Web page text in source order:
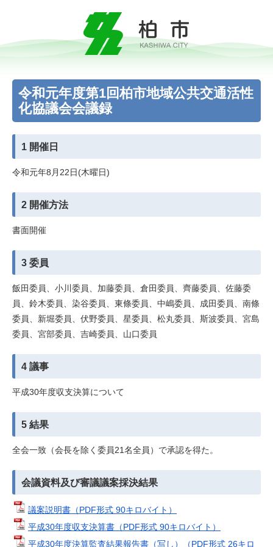
令和元年度第1回柏市地域公共交通活性
化協議会会議録
1 開催日
令和元年8月22日(木曜日)
2 開催方法
書面開催
3 委員
飯田委員、小川委員、加藤委員、倉田委員、齊藤委員、佐藤委
員、鈴木委員、染谷委員、東條委員、中嶋委員、成田委員、南條
委員、新堀委員、伏野委員、星委員、松丸委員、斯波委員、宮島
委員、宮部委員、吉崎委員、山口委員
4 議事
平成30年度収支決算について
5 結果
全会一致（会長を除く委員21名全員）で承認を得た。
会議資料及び審議議案採決結果
議案説明書（PDF形式 90キロバイト）
平成30年度収支決算書（PDF形式 90キロバイト）
平成30年度決算監査結果報告書（写し）（PDF形式 26キロ